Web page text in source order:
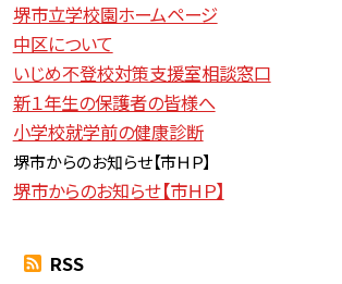
堺市立学校園ホームページ
中区について
いじめ不登校対策支援室相談窓口
新１年生の保護者の皆様へ
小学校就学前の健康診断
堺市からのお知らせ【市ＨＰ】
堺市からのお知らせ【市ＨＰ】
RSS